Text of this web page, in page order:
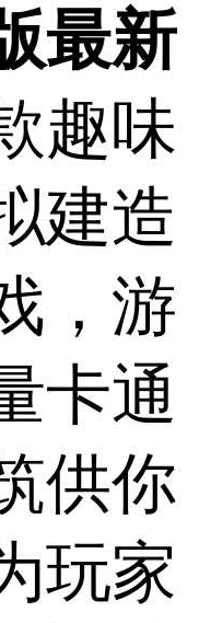
最新
趣味
建造
，游
卡通
供你
玩家